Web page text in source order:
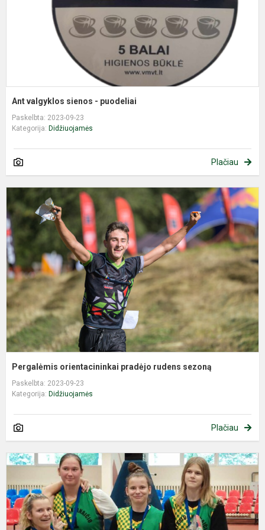
Ant valgyklos sienos - puodeliai
Paskelbta: 2023-09-23
Kategorija: Didžiuojamės
Plačiau
Pergalėmis orientacininkai pradėjo rudens sezoną
Paskelbta: 2023-09-23
Kategorija: Didžiuojamės
Plačiau